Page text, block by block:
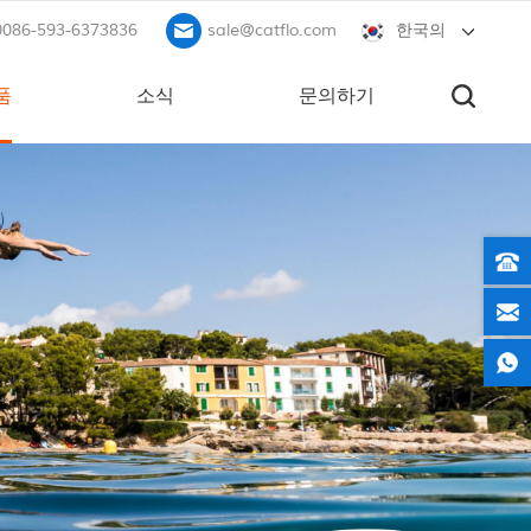
한국의
593-6373836 sale@catflo.com
소식 문의하기